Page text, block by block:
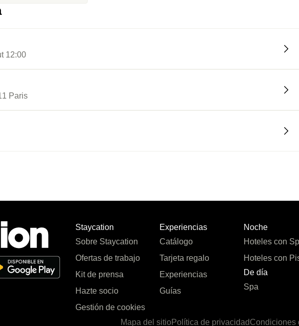
12:00
Paris
Staycation
Sobre Staycation
Ofertas de trabajo
Kit de prensa
Hazte socio
Gestión de cookies
Experiencias
Catálogo
Tarjeta regalo
Experiencias
Guías
Noche
Hoteles con
Hoteles con
De día
Spa
Mapa del sitioPolítica de privacidadCondiciones